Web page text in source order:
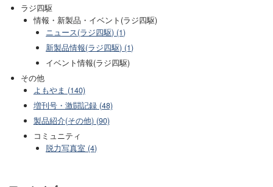
ラジ四駆
情報・新製品・イベント(ラジ四駆)
ニュース(ラジ四駆) (1)
新製品情報(ラジ四駆) (1)
イベント情報(ラジ四駆)
その他
よもやま (140)
増刊号・激闘記録 (48)
製品紹介(その他) (90)
コミュニティ
脱力写真室 (4)